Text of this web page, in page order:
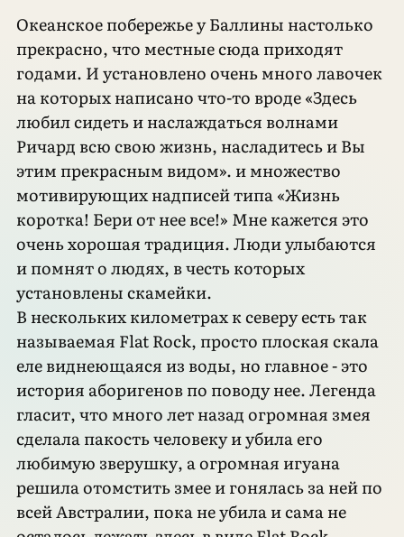
Океанское побережье у Баллины настолько
прекрасно, что местные сюда приходят
годами. И установлено очень много лавочек
на которых написано что-то вроде «Здесь
любил сидеть и наслаждаться волнами
Ричард всю свою жизнь, насладитесь и Вы
этим прекрасным видом». и множество
мотивирующих надписей типа «Жизнь
коротка! Бери от нее все!» Мне кажется это
очень хорошая традиция. Люди улыбаются
и помнят о людях, в честь которых
установлены скамейки.
В нескольких километрах к северу есть так
называемая Flat Rock, просто плоская скала
еле виднеющаяся из воды, но главное - это
история аборигенов по поводу нее. Легенда
гласит, что много лет назад огромная змея
сделала пакость человеку и убила его
любимую зверушку, а огромная игуана
решила отомстить змее и гонялась за ней по
всей Австралии, пока не убила и сама не